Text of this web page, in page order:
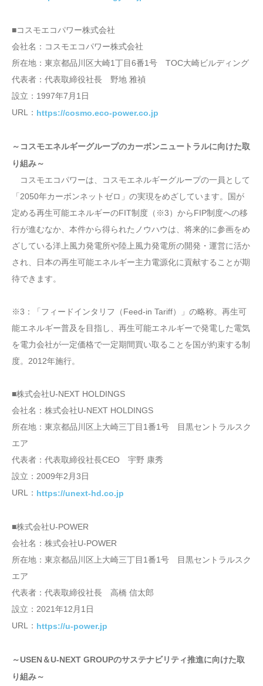
■コスモエコパワー株式会社
会社名：コスモエコパワー株式会社
所在地：東京都品川区大崎1丁目6番1号 TOC大崎ビルディング
代表者：代表取締役社長 野地 雅禎
設立：1997年7月1日
URL： https://cosmo.eco-power.co.jp
～コスモエネルギーグループのカーボンニュートラルに向けた取
り組み～
コスモエコパワーは、コスモエネルギーグループの一員として
「2050年カーボンネットゼロ」の実現をめざしています。国が
定める再生可能エネルギーのFIT制度（※3）からFIP制度への移
行が進むなか、本件から得られたノウハウは、将来的に参画をめ
ざしている洋上風力発電所や陸上風力発電所の開発・運営に活か
され、日本の再生可能エネルギー主力電源化に貢献することが期
待できます。
※3：「フィードインタリフ（Feed-in Tariff）」の略称。再生可
能エネルギー普及を目指し、再生可能エネルギーで発電した電気
を電力会社が一定価格で一定期間買い取ることを国が約束する制
度。2012年施行。
■株式会社U-NEXT HOLDINGS
会社名：株式会社U-NEXT HOLDINGS
所在地：東京都品川区上大崎三丁目1番1号 目黒セントラルスク
エア
代表者：代表取締役社長CEO 宇野 康秀
設立：2009年2月3日
URL： https://unext-hd.co.jp
■株式会社U-POWER
会社名：株式会社U-POWER
所在地：東京都品川区上大崎三丁目1番1号 目黒セントラルスク
エア
代表者：代表取締役社長 高橋 信太郎
設立：2021年12月1日
URL： https://u-power.jp
～USEN＆U-NEXT GROUPのサステナビリティ推進に向けた取
り組み～